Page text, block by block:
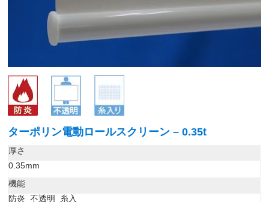
ターポリン電動ロールスクリーン – 0.35t
厚さ
0.35mm
機能
防炎 不透明 糸入